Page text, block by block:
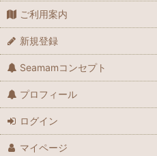
ご利用案内
新規登録
Seamamコンセプト
プロフィール
ログイン
マイページ